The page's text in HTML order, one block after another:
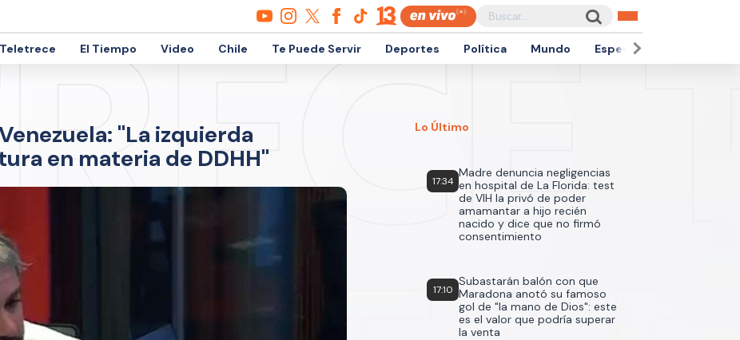
El Tiempo Video Chile Te Puede Servir Deportes Política Mundo Espectáculos
"La izquierda
en materia de DDHH"
Lo Último
17:34
Madre denuncia negligencias
en hospital de La Florida: test
de VIH la privó de poder
amamantar a hijo recién
nacido y dice que no firmó
consentimiento
17:10
Subastarán balón con que
Maradona anotó su famoso
gol de "la mano de Dios": este
es el valor que podría superar
la venta